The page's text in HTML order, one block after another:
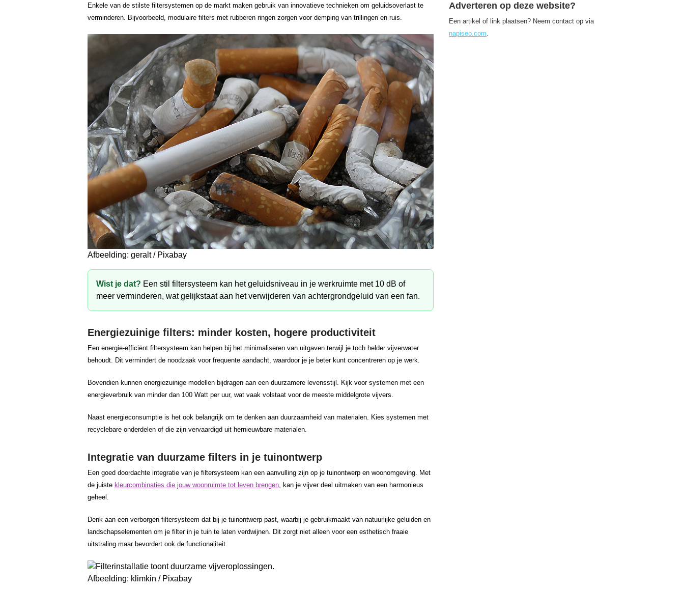
Enkele van de stilste filtersystemen op de markt maken gebruik van innovatieve technieken om geluidsoverlast te
verminderen. Bijvoorbeeld, modulaire filters met rubberen ringen zorgen voor demping van trillingen en ruis.
Afbeelding: geralt / Pixabay
Wist je dat? Een stil filtersysteem kan het geluidsniveau in je werkruimte met 10 dB of
meer verminderen, wat gelijkstaat aan het verwijderen van achtergrondgeluid van een fan.
Energiezuinige filters: minder kosten, hogere productiviteit
Een energie-efficiënt filtersysteem kan helpen bij het minimaliseren van uitgaven terwijl je toch helder vijverwater
behoudt. Dit vermindert de noodzaak voor frequente aandacht, waardoor je je beter kunt concentreren op je werk.
Bovendien kunnen energiezuinige modellen bijdragen aan een duurzamere levensstijl. Kijk voor systemen met een
energieverbruik van minder dan 100 Watt per uur, wat vaak volstaat voor de meeste middelgrote vijvers.
Naast energieconsumptie is het ook belangrijk om te denken aan duurzaamheid van materialen. Kies systemen met
recyclebare onderdelen of die zijn vervaardigd uit hernieuwbare materialen.
Integratie van duurzame filters in je tuinontwerp
Een goed doordachte integratie van je filtersysteem kan een aanvulling zijn op je tuinontwerp en woonomgeving. Met
de juiste kleurcombinaties die jouw woonruimte tot leven brengen , kan je vijver deel uitmaken van een harmonieus
geheel.
Denk aan een verborgen filtersysteem dat bij je tuinontwerp past, waarbij je gebruikmaakt van natuurlijke geluiden en
landschapselementen om je filter in je tuin te laten verdwijnen. Dit zorgt niet alleen voor een esthetisch fraaie
uitstraling maar bevordert ook de functionaliteit.
Afbeelding: klimkin / Pixabay
Adverteren op deze website?
Een artikel of link plaatsen? Neem contact op via
napiseo.com.